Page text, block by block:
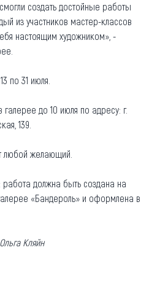
создать достойные работы
из участников мастер-классов
настоящим художником», -
по 31 июля.
до 10 июля по адресу: г.
139.
любой желающий.
работа должна быть создана на
«Бандероль» и оформлена в
Кляйн